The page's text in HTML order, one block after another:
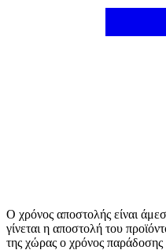
Ο χρόνος αποστολής είναι
γίνεται η αποστολή του
της χώρας ο χρόνος